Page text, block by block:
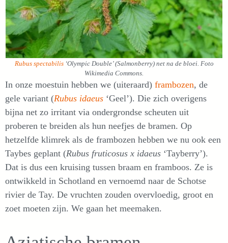
Rubus spectabilis ‘Olympic Double’ (Salmonberry) net na de bloei. Foto
Wikimedia Commons.
In onze moestuin hebben we (uiteraard) frambozen, de
gele variant (Rubus idaeus ‘Geel’). Die zich overigens
bijna net zo irritant via ondergrondse scheuten uit
proberen te breiden als hun neefjes de bramen. Op
hetzelfde klimrek als de frambozen hebben we nu ook een
Taybes geplant (Rubus fruticosus x idaeus ‘Tayberry’).
Dat is dus een kruising tussen braam en framboos. Ze is
ontwikkeld in Schotland en vernoemd naar de Schotse
rivier de Tay. De vruchten zouden overvloedig, groot en
zoet moeten zijn. We gaan het meemaken.